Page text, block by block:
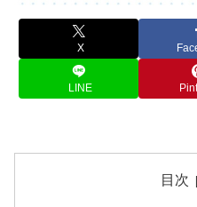
X
LINE
目次